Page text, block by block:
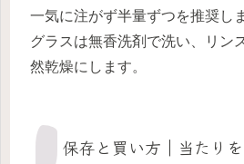
一気に注がず半量ずつを推奨し
グラスは無香洗剤で洗い、リン
然乾燥にします。
保存と買い方｜当たり